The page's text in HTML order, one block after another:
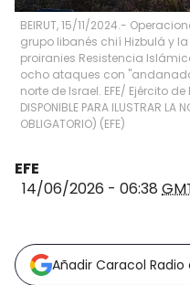
BEIRUT, 15/11/2024.-
grupo libanés chií Hizbulá y
proiranies Resistencia
ocho ataques con
norte de Israel. EFE/ Ejército de
DISPONIBLE PARA ILUSTRAR LA
OBLIGATORIO) (EFE)
EFE
14/06/2026 - 06:38
Añadir Caracol Radio